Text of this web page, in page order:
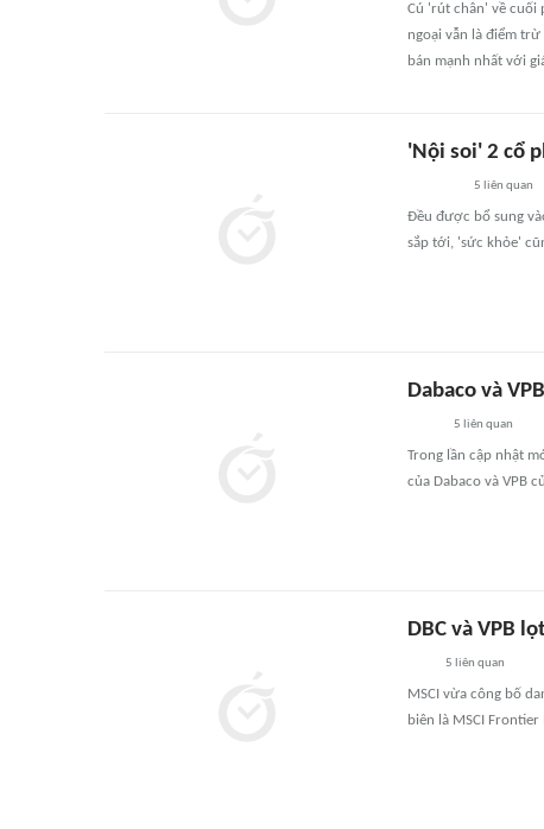
Cú 'rút chân' về cuối
ngoại vẫn là điểm
bán mạnh nhất với
'Nội soi' 2 cổ
5 liên quan
Đều được bổ sung
sắp tới, 'sức khỏe'
Dabaco và
5 liên quan
Trong lần cập nhật
của Dabaco và VPB
DBC và VPB
5 liên quan
MSCI vừa công bố
biên là MSCI